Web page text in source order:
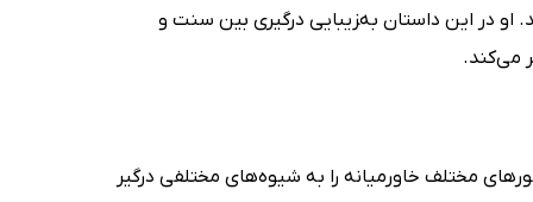
او در این داستان به‌‍زیبایی درگیری بین سنت و
می‌کند.
مختلف خاورمیانه را به شیوه‌های مختلفی درگیر